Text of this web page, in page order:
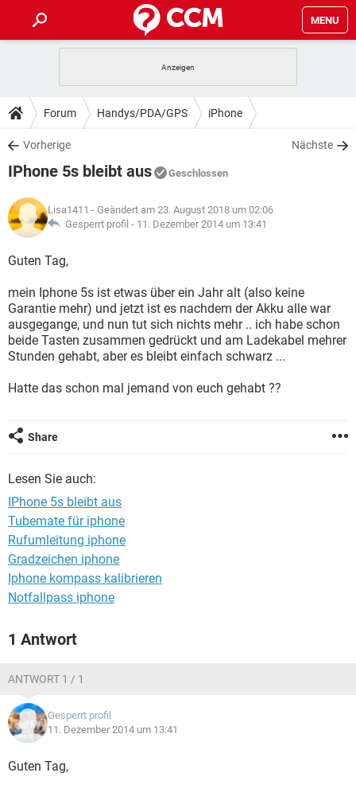
MENU
ANDROID IOS
WINDOWS 10
WHATSAPP TIKTOK
FACEBOOK
TIPPS & TRICKS
SPIELE STREAMING
WHATSAPP TIKTOK
FACEBOOK
DOWNLOADS
SPIELE STREAMING
ANDROID
WINDOWS 10 INSTAGRAM
WHATSAPP
SPIELE STREAMING
ANDROID
WINDOWS 10
WHATSAPP TIKTOK
FACEBOOK HARDWARE
LEXIKON
SPIELE
WINDOWS 10 INSTAGRAM
WHATSAPP TIKTOK
FACEBOOK HARDWARE
Forum Handys/PDA/GPS iPhone
Vorherige Nächste
IPhone 5s bleibt aus Geschlossen
Lisa1411 - Geändert am 23. August 2018 um 02:06
Gesperrt profil - 11. Dezember 2014 um 13:41
Guten Tag,
mein Iphone 5s ist etwas über ein Jahr alt (also keine
Garantie mehr) und jetzt ist es nachdem der Akku alle war
ausgegange, und nun tut sich nichts mehr .. ich habe schon
beide Tasten zusammen gedrückt und am Ladekabel mehrer
Stunden gehabt, aber es bleibt einfach schwarz ...
Hatte das schon mal jemand von euch gehabt ??
Share
Lesen Sie auch:
IPhone 5s bleibt aus
Tubemate für iphone
Rufumleitung iphone
Gradzeichen iphone
Iphone kompass kalibrieren
Notfallpass iphone
1 Antwort
ANTWORT 1 / 1
Gesperrt profil
11. Dezember 2014 um 13:41
Guten Tag,